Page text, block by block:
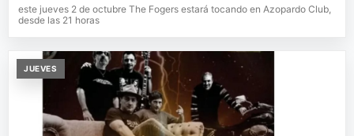
este jueves 2 de octubre The Fogers estará tocando en Azopardo Club,
desde las 21 horas
JUEVES